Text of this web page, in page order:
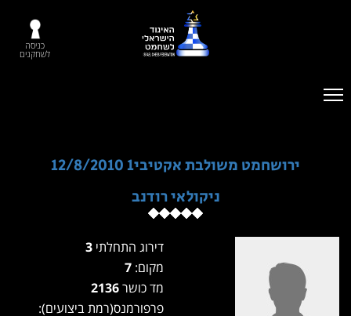
כניסה
לשחקנים
ירושחמט משולבת אקטיבי1 12/8/2010
ניקולאי רודנב
דירוג התחלתי
מקום:
מד כושר
פרפורמנס(רמת ביצועים):